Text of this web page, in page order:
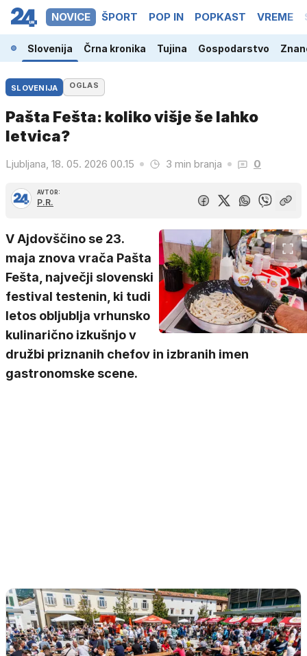
NOVICE ŠPORT POP IN POPKAST VREME
Slovenija Črna kronika Tujina Gospodarstvo
SLOVENIJA OGLAS
Pašta Fešta: koliko višje še lahko
letvica?
Ljubljana, 18. 05. 2026 00.15 3 min branja 0
AVTOR:
P.R.
V Ajdovščino se 23.
maja znova vrača Pašta
Fešta, največji slovenski
festival testenin, ki tudi
letos obljublja vrhunsko
kulinarično izkušnjo v
družbi priznanih chefov in izbranih imen
gastronomske scene.